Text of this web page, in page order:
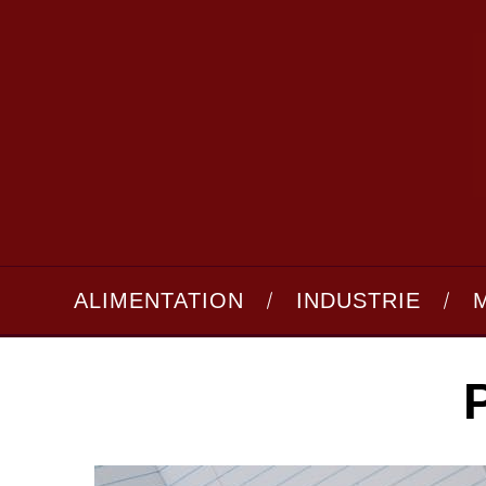
ALIMENTATION INDUSTRIE